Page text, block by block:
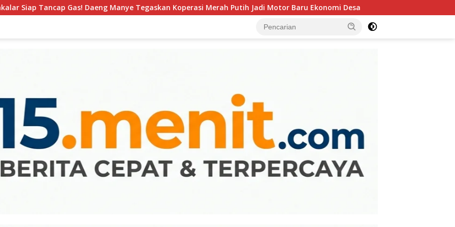
Gas! Daeng Manye Tegaskan Koperasi Merah Putih Jadi Motor Baru Ekonomi Desa Diduga Berlindung di Balik